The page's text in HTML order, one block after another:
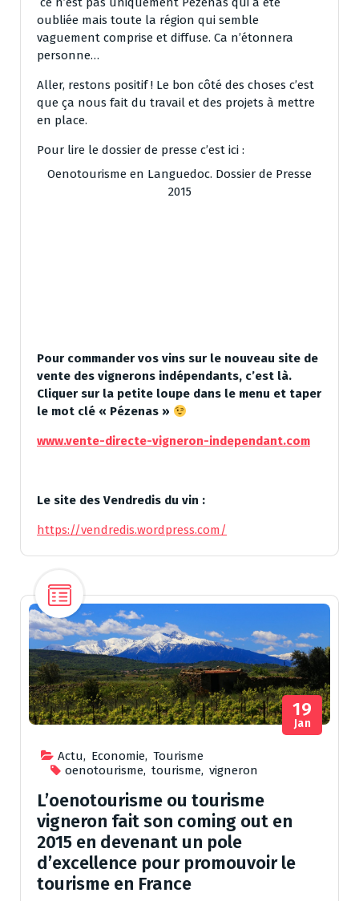
oubliée mais toute la région qui semble
vaguement comprise et diffuse. Ca n’étonnera
personne…
Aller, restons positif ! Le bon côté des choses c’est
que ça nous fait du travail et des projets à mettre
en place.
Pour lire le dossier de presse c’est ici :
Oenotourisme en Languedoc. Dossier de Presse
2015
Pour commander vos vins sur le nouveau site de
vente des vignerons indépendants, c’est là.
Cliquer sur la petite loupe dans le menu et taper
le mot clé « Pézenas »
www.vente-directe-vigneron-independant.com
Le site des Vendredis du vin :
https://vendredis.wordpress.com/
Actu, Economie, Tourisme
oenotourisme, tourisme, vigneron
19
Jan
L’oenotourisme ou tourisme
vigneron fait son coming out en
2015 en devenant un pole
d’excellence pour promouvoir le
tourisme en France